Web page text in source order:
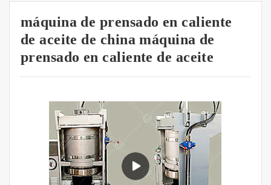
máquina de prensado en caliente
de aceite de china máquina de
prensado en caliente de aceite